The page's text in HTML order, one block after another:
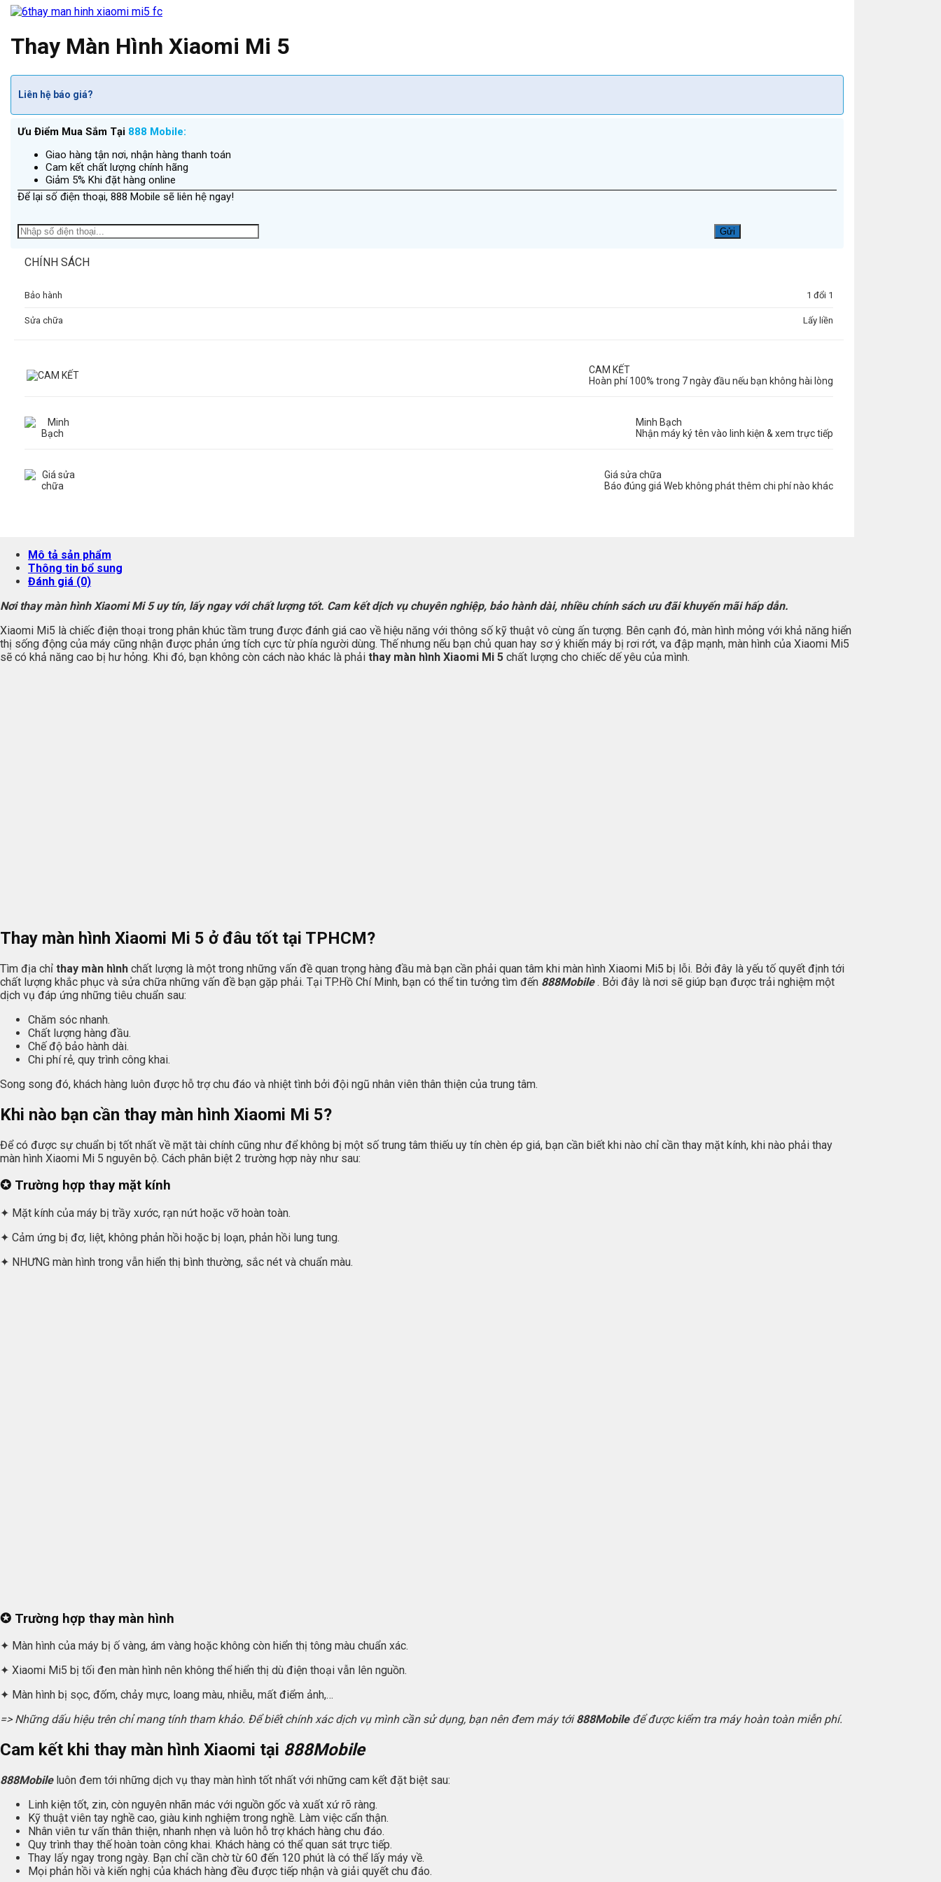
Thay Màn Hình Xiaomi Mi 5
Liên hệ báo giá?
Ưu Điểm Mua Sắm Tại 888 Mobile:
Giao hàng tận nơi, nhận hàng thanh toán
Cam kết chất lượng chính hãng
Giảm 5% Khi đặt hàng online
Để lại số điện thoại, 888 Mobile sẽ liên hệ ngay!
CHÍNH SÁCH
Bảo hành 1 đổi 1
Sửa chữa Lấy liền
CAM KẾT
Hoàn phí 100% trong 7 ngày đầu nếu bạn không hài lòng
Minh Bạch
Nhận máy ký tên vào linh kiện & xem trực tiếp
Giá sửa chữa
Báo đúng giá Web không phát thêm chi phí nào khác
Mô tả sản phẩm
Thông tin bổ sung
Đánh giá (0)
Nơi thay màn hình Xiaomi Mi 5 uy tín, lấy ngay với chất lượng tốt. Cam kết dịch vụ chuyên nghiệp, bảo hành dài, nhiều chính sách ưu đãi khuyến mãi hấp dẫn.
Xiaomi Mi5 là chiếc điện thoại trong phân khúc tầm trung được đánh giá cao về hiệu năng với thông số kỹ thuật vô cùng ấn tượng. Bên cạnh đó, màn hình mỏng với khả năng hiển
thị sống động của máy cũng nhận được phản ứng tích cực từ phía người dùng. Thế nhưng nếu bạn chủ quan hay sơ ý khiến máy bị rơi rớt, va đập mạnh, màn hình của Xiaomi Mi5
sẽ có khả năng cao bị hư hỏng. Khi đó, bạn không còn cách nào khác là phải thay màn hình Xiaomi Mi 5 chất lượng cho chiếc dế yêu của mình.
Thay màn hình Xiaomi Mi 5 ở đâu tốt tại TPHCM?
Tìm địa chỉ thay màn hình chất lượng là một trong những vấn đề quan trọng hàng đầu mà bạn cần phải quan tâm khi màn hình Xiaomi Mi5 bị lỗi. Bởi đây là yếu tố quyết định tới
chất lượng khắc phục và sửa chữa những vấn đề bạn gặp phải. Tại TP.Hồ Chí Minh, bạn có thể tin tưởng tìm đến 888Mobile . Bởi đây là nơi sẽ giúp bạn được trải nghiệm một
dịch vụ đáp ứng những tiêu chuẩn sau:
Chăm sóc nhanh.
Chất lượng hàng đầu.
Chế độ bảo hành dài.
Chi phí rẻ, quy trình công khai.
Song song đó, khách hàng luôn được hỗ trợ chu đáo và nhiệt tình bởi đội ngũ nhân viên thân thiện của trung tâm.
Khi nào bạn cần thay màn hình Xiaomi Mi 5?
Để có được sự chuẩn bị tốt nhất về mặt tài chính cũng như để không bị một số trung tâm thiếu uy tín chèn ép giá, bạn cần biết khi nào chỉ cần thay mặt kính, khi nào phải thay
màn hình Xiaomi Mi 5 nguyên bộ. Cách phân biệt 2 trường hợp này như sau:
✪ Trường hợp thay mặt kính
✦ Mặt kính của máy bị trầy xước, rạn nứt hoặc vỡ hoàn toàn.
✦ Cảm ứng bị đơ, liệt, không phản hồi hoặc bị loạn, phản hồi lung tung.
✦ NHƯNG màn hình trong vẫn hiển thị bình thường, sắc nét và chuẩn màu.
✪ Trường hợp thay màn hình
✦ Màn hình của máy bị ố vàng, ám vàng hoặc không còn hiển thị tông màu chuẩn xác.
✦ Xiaomi Mi5 bị tối đen màn hình nên không thể hiển thị dù điện thoại vẫn lên nguồn.
✦ Màn hình bị sọc, đốm, chảy mực, loang màu, nhiễu, mất điểm ảnh,…
=> Những dấu hiệu trên chỉ mang tính tham khảo. Để biết chính xác dịch vụ mình cần sử dụng, bạn nên đem máy tới888Mobile để được kiểm tra máy hoàn toàn miễn phí.
Cam kết khi thay màn hình Xiaomi tại 888Mobile
888Mobile luôn đem tới những dịch vụ thay màn hình tốt nhất với những cam kết đặt biệt sau:
Linh kiện tốt, zin, còn nguyên nhãn mác với nguồn gốc và xuất xứ rõ ràng.
Kỹ thuật viên tay nghề cao, giàu kinh nghiệm trong nghề. Làm việc cẩn thận.
Nhân viên tư vấn thân thiện, nhanh nhẹn và luôn hỗ trợ khách hàng chu đáo.
Quy trình thay thế hoàn toàn công khai. Khách hàng có thể quan sát trực tiếp.
Thay lấy ngay trong ngày. Bạn chỉ cần chờ từ 60 đến 120 phút là có thể lấy máy về.
Mọi phản hồi và kiến nghị của khách hàng đều được tiếp nhận và giải quyết chu đáo.